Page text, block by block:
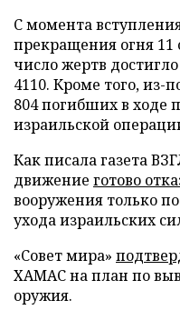
С момента
прекращения огня 11
число жертв
4110. Кроме того, из-
804 погибших в ходе
израильской
Как писала газета
движение готово
вооружения только
ухода израильских
«Совет мира»
ХАМАС на план по
оружия.